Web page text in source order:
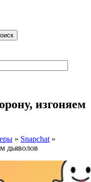
изгоняем
» Snapchat »
дьяволов